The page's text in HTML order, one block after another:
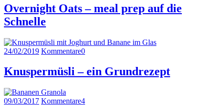
Overnight Oats – meal prep auf die
Schnelle
24/02/2019 Kommentare0
Knuspermüsli – ein Grundrezept
09/03/2017 Kommentare4